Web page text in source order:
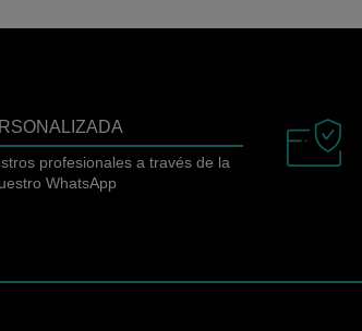
profesionales a través de la
WhatsApp